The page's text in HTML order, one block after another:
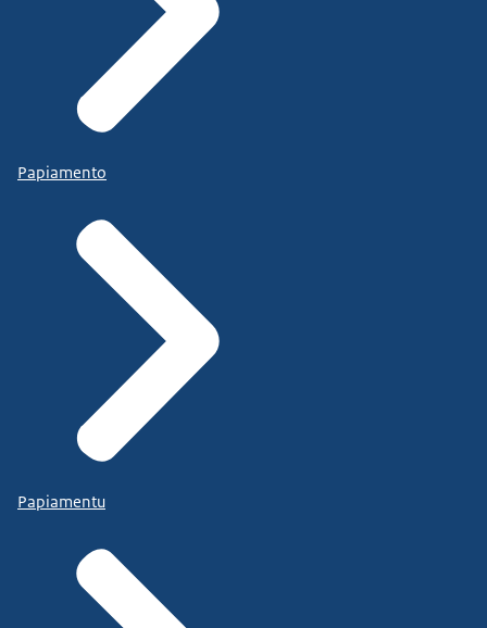
Papiamento
Papiamentu